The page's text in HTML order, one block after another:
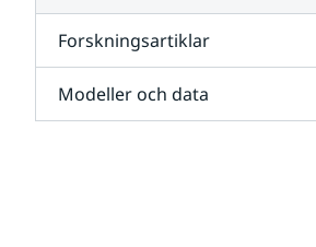
Forskningsartiklar
Modeller och data